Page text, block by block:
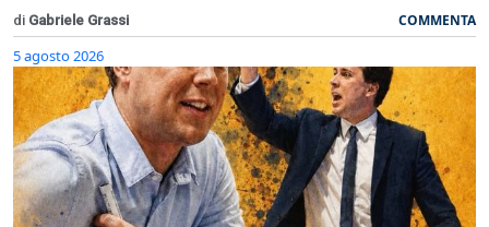
di Gabriele Grassi COMMENTA
5 agosto 2026